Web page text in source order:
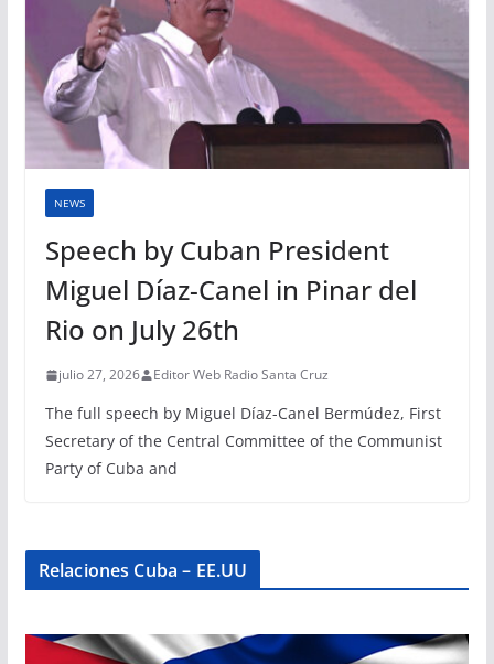
NEWS
Speech by Cuban President
Miguel Díaz-Canel in Pinar del
Rio on July 26th
julio 27, 2026 Editor Web Radio Santa Cruz
The full speech by Miguel Díaz-Canel Bermúdez, First
Secretary of the Central Committee of the Communist
Party of Cuba and
Relaciones Cuba – EE.UU